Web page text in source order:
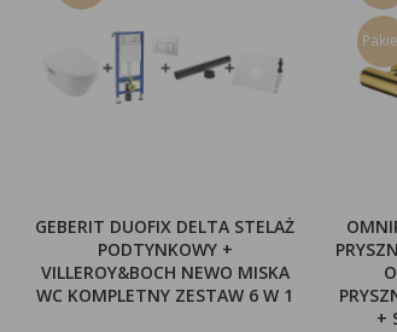
GEBERIT DUOFIX DELTA STELAŻ
PODTYNKOWY +
VILLEROY&BOCH NEWO MISKA
WC KOMPLETNY ZESTAW 6 W 1
+